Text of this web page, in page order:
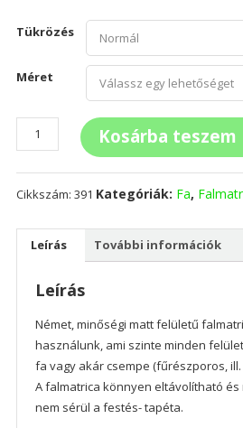
Tükrözés
Méret
Nyárfák
mennyiség
Kosárba teszem
Cikkszám: 391 Kategóriák: Fa,
Leírás További információk
Leírás
Német, minőségi matt felületű
használunk, ami szinte minden
fa vagy akár csempe (fűrészporos,
A falmatrica könnyen eltávolítható és
nem sérül a festés- tapéta.